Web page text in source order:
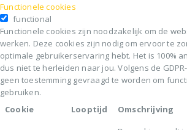
Functionele cookies
functional
Functionele cookies zijn noodzakelijk om de
werken. Deze cookies zijn nodig om ervoor te
optimale gebruikerservaring hebt. Het is 100%
dus niet te herleiden naar jou. Volgens de
geen toestemming gevraagd te worden om
gebruiken.
Cookie
Looptijd Omschrijving